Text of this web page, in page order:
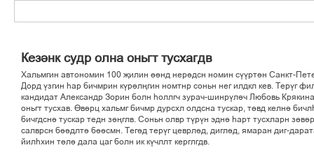
Кезінк судр олна оньгт тусхагдв
Хальмгин автономин 100 љилин ґґнд нерідсн номин сўўртін Санкт-
Дорд ўзгин єар бичмрин кўрілњгин номтнр соньн нег илдкл кев. Терўг
кандидат Александр Зорин болн єоллгч зурач-шинрўліч Любовь
оньгт тусхав. Ґвірц хальмг бичмр дурсхл олдсна тускар, тґвд келні
бичгдсні тускар тедн зіњглв. Соньн олвр тўрўн эдні єарт тусхларн
салврсн біідлті біісмн. Тегід терўг цеврлід, диглід, ямаран диг-
йилєхин тґлі дала цаг болн ик кўчллт керглгдв.